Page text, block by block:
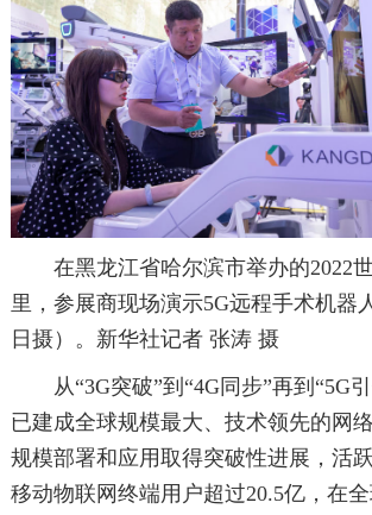
在黑龙江省哈尔滨市举办的2022
里，参展商现场演示5G远程手术机器
日摄）。新华社记者 张涛 摄
从“3G突破”到“4G同步”再到“5G引
已建成全球规模最大、技术领先的网
规模部署和应用取得突破性进展，活
移动物联网终端用户超过20.5亿，在